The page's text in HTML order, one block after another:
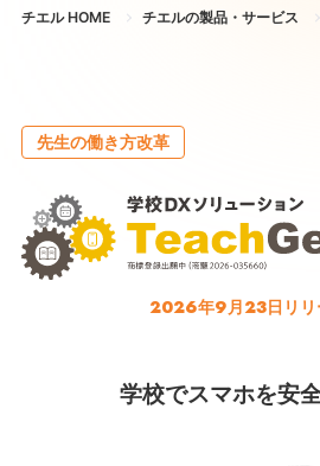
チエル HOME チエルの製品・サービス
先生の働き方改革
2026年9月23日リリ
学校でスマホを安